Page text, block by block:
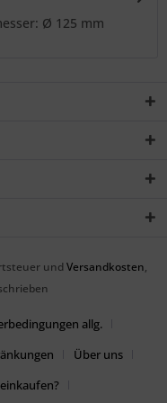
Ø 125 mm
und Versandkosten,
allg.
Über uns